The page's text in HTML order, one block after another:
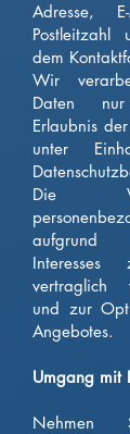
Adresse,
Postleitzahl
dem
Wir
Daten nur
Erlaubnis
unter
Die
aufgrund
vertraglich
und zur
Angebotes.
Umgang mit